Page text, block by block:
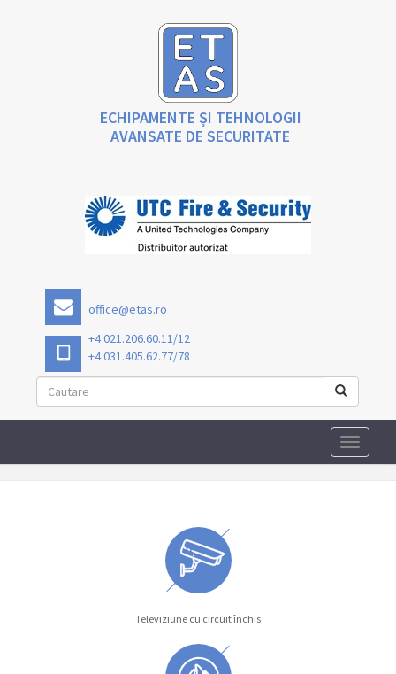
ECHIPAMENTE ȘI TEHNOLOGII
AVANSATE DE SECURITATE
office@etas.ro
+4 021.206.60.11/12
+4 031.405.62.77/78
Toggle
Televiziune cu circuit închis